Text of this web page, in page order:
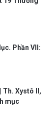
Phần VII:
Th. Xystô II,
mục